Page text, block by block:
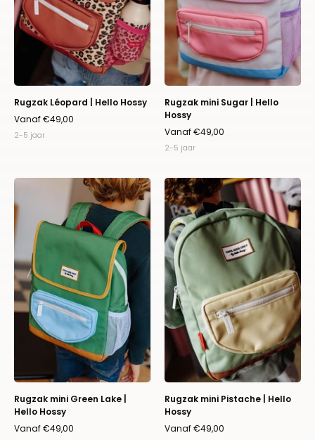
Rugzak Léopard | Hello Hossy
Vanaf €49,00
2-5 jaar
Rugzak mini Sugar | Hello
Hossy
Vanaf €49,00
2-5 jaar
Rugzak
mini
Green
Lake
Hello
Hossy
Rugzak mini Green Lake |
Hello Hossy
Vanaf €49,00
Rugzak
mini
Pistache
|
Hello
Hossy
Rugzak mini Pistache | Hello
Hossy
Vanaf €49,00